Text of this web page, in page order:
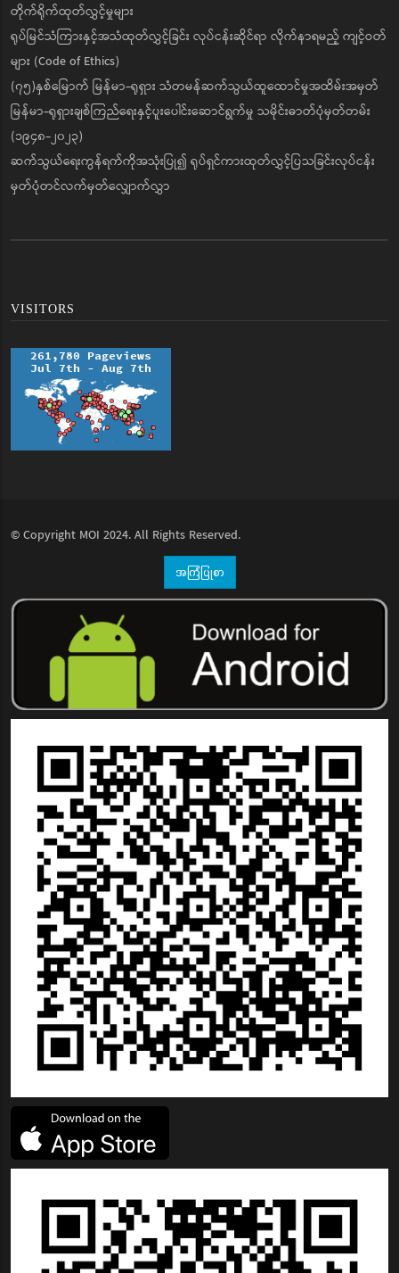
တိုက်ရိုက်ထုတ်လွှင့်မှုများ
ရုပ်မြင်သံကြားနှင့်အသံထုတ်လွှင့်ခြင်း လုပ်ငန်းဆိုင်ရာ လိုက်နာရမည့် ကျင့်ဝတ်
များ (Code of Ethics)
(၇၅)နှစ်မြောက် မြန်မာ-ရုရှား သံတမန်ဆက်သွယ်ထူထောင်မှုအထိမ်းအမှတ်
မြန်မာ-ရုရှားချစ်ကြည်ရေးနှင့်ပူးပေါင်းဆောင်ရွက်မှု သမိုင်းဓာတ်ပုံမှတ်တမ်း
(၁၉၄၈-၂၀၂၃)
ဆက်သွယ်ရေးကွန်ရက်ကိုအသုံးပြု၍ ရုပ်ရှင်ကားထုတ်လွှင့်ပြသခြင်းလုပ်ငန်း
မှတ်ပုံတင်လက်မှတ်လျှောက်လွှာ
VISITORS
© Copyright MOI 2024. All Rights Reserved.
အကြံပြုစာ